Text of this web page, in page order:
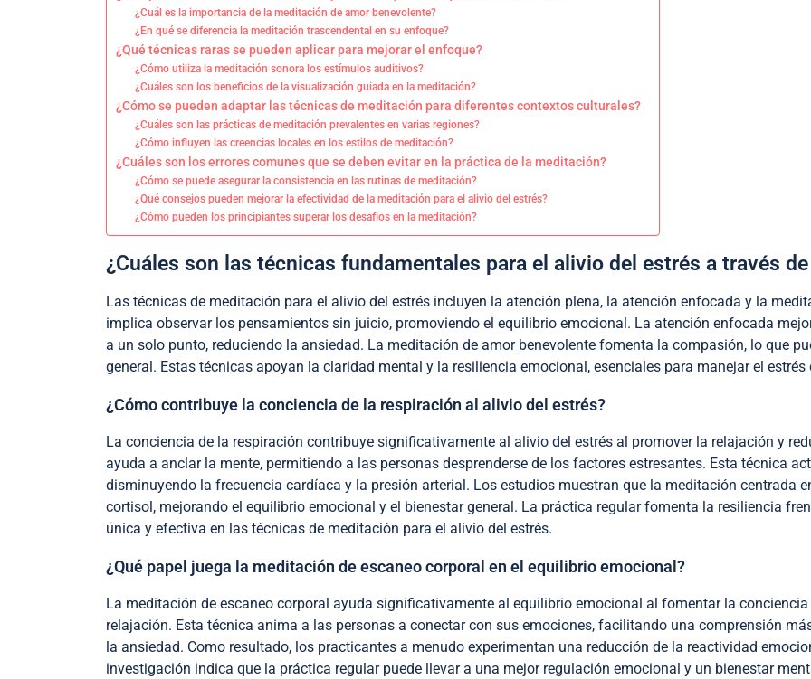
¿Cuál es la importancia de la meditación de amor benevolente?
¿En qué se diferencia la meditación trascendental en su enfoque?
¿Qué técnicas raras se pueden aplicar para mejorar el enfoque?
¿Cómo utiliza la meditación sonora los estímulos auditivos?
¿Cuáles son los beneficios de la visualización guiada en la meditación?
¿Cómo se pueden adaptar las técnicas de meditación para diferentes contextos culturales?
¿Cuáles son las prácticas de meditación prevalentes en varias regiones?
¿Cómo influyen las creencias locales en los estilos de meditación?
¿Cuáles son los errores comunes que se deben evitar en la práctica de la meditación?
¿Cómo se puede asegurar la consistencia en las rutinas de meditación?
¿Qué consejos pueden mejorar la efectividad de la meditación para el alivio del estrés?
¿Cómo pueden los principiantes superar los desafíos en la meditación?
¿Cuáles son las técnicas fundamentales para el alivio del estrés a través
Las técnicas de meditación para el alivio del estrés incluyen la atención plena, la atención enfocada y la
implica observar los pensamientos sin juicio, promoviendo el equilibrio emocional. La atención enfocada
a un solo punto, reduciendo la ansiedad. La meditación de amor benevolente fomenta la compasión, lo que
general. Estas técnicas apoyan la claridad mental y la resiliencia emocional, esenciales para manejar el
¿Cómo contribuye la conciencia de la respiración al alivio del estrés?
La conciencia de la respiración contribuye significativamente al alivio del estrés al promover la relajación y
ayuda a anclar la mente, permitiendo a las personas desprenderse de los factores estresantes. Esta técnica
disminuyendo la frecuencia cardíaca y la presión arterial. Los estudios muestran que la meditación centrada
cortisol, mejorando el equilibrio emocional y el bienestar general. La práctica regular fomenta la resiliencia
única y efectiva en las técnicas de meditación para el alivio del estrés.
¿Qué papel juega la meditación de escaneo corporal en el equilibrio emocional?
La meditación de escaneo corporal ayuda significativamente al equilibrio emocional al fomentar la
relajación. Esta técnica anima a las personas a conectar con sus emociones, facilitando una comprensión
la ansiedad. Como resultado, los practicantes a menudo experimentan una reducción de la reactividad
investigación indica que la práctica regular puede llevar a una mejor regulación emocional y un bienestar